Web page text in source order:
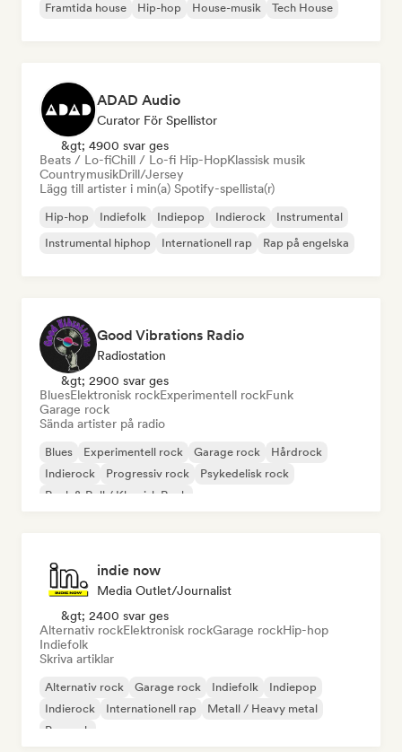
Framtida house
Hip-hop House-musik Tech House
ADAD Audio
Curator För Spellistor
&gt; 4900 svar ges
Beats / Lo-fiChill / Lo-fi Hip-HopKlassisk musik
CountrymusikDrill/Jersey
Lägg till artister i min(a) Spotify-spellista(r)
Hip-hop Indiefolk Indiepop Indierock
Instrumental
Instrumental hiphop
Internationell rap Rap på engelska
Good Vibrations Radio
Radiostation
&gt; 2900 svar ges
BluesElektronisk rockExperimentell rockFunk
Garage rock
Sända artister på radio
Blues Experimentell rock Garage rock
Hårdrock
Indierock
Progressiv rock
Psykedelisk rock
Rock & Roll / Klassisk Rock
indie now
Media Outlet/Journalist
&gt; 2400 svar ges
Alternativ rockElektronisk rockGarage rockHip-hop
Indiefolk
Skriva artiklar
Alternativ rock Garage rock Indiefolk
Indiepop
Indierock
Internationell rap
Metall / Heavy metal
Poprock